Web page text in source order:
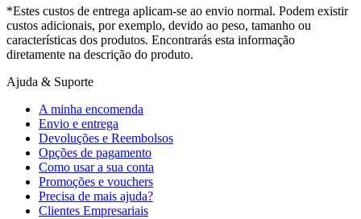
*Estes custos de entrega aplicam-se ao envio normal. Podem existir
custos adicionais, por exemplo, devido ao peso, tamanho ou
características dos produtos. Encontrarás esta informação
diretamente na descrição do produto.
Ajuda & Suporte
A minha encomenda
Envio e entrega
Devoluções e Reembolsos
Opções de pagamento
Como usar a sua conta
Promoções e vouchers
Precisa de mais ajuda?
Clientes Empresariais